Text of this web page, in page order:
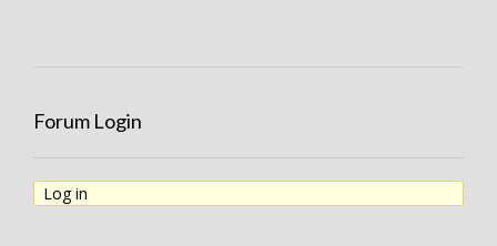
Forum Login
Log in